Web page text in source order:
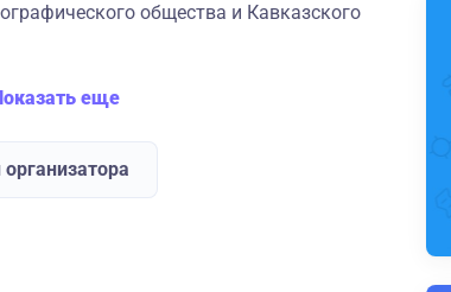
общества и Кавказского
еще